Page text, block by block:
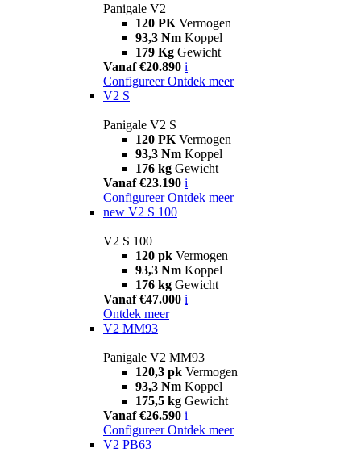
Panigale V2
120 PK Vermogen
93,3 Nm Koppel
179 Kg Gewicht
Vanaf €20.890 i
Configureer Ontdek meer
V2 S
Panigale V2 S
120 PK Vermogen
93,3 Nm Koppel
176 kg Gewicht
Vanaf €23.190 i
Configureer Ontdek meer
new V2 S 100
V2 S 100
120 pk Vermogen
93,3 Nm Koppel
176 kg Gewicht
Vanaf €47.000 i
Ontdek meer
V2 MM93
Panigale V2 MM93
120,3 pk Vermogen
93,3 Nm Koppel
175,5 kg Gewicht
Vanaf €26.590 i
Configureer Ontdek meer
V2 PB63